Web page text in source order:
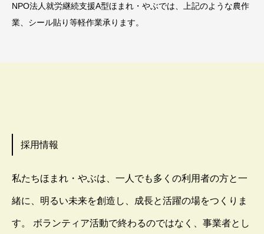
NPO法人就労継続支援A型ほまれ・やぶでは、上記のような農作
業、シール貼り等軽作業承ります。
採用情報
私たちほまれ・やぶは、一人でも多くの利用者の方と一
緒に、明るい未来を創造し、成長と活躍の場をつくりま
す。 ボランティア活動で終わるのではなく、事業者とし